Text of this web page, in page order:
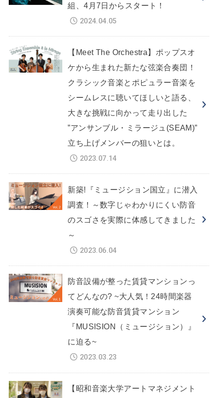
組、4月7日からスタート！
2024.04.05
【Meet The Orchestra】ポップスオ
ケから生まれた新たな弦楽合奏団！
クラシック音楽とポピュラー音楽を
シームレスに聴いてほしいと語る、
大きな挑戦に向かって走り出した
”アンサンブル・ミラージュ(SEAM)”
立ち上げメンバーの狙いとは。
2023.07.14
新築!『ミュージション国立』に潜入
調査！～数字じゃわかりにくい防音
のスゴさを実際に体感してきました
～
2023.06.04
防音設備が整った賃貸マンションっ
てどんなの? ~大人気！24時間楽器
演奏可能な防音賃貸マンション
『MUSISION（ミュージション）』
に迫る~
2023.03.23
【昭和音楽大学アートマネジメント